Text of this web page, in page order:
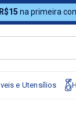
R$15 na primeira
e Utensílios